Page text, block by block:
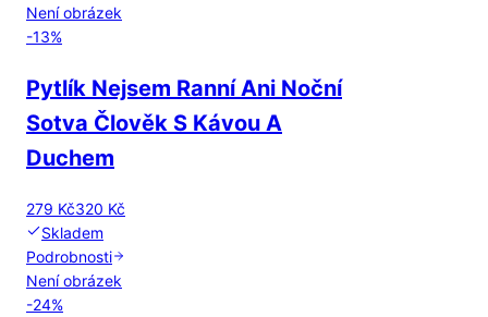
Není obrázek
-13%
Pytlík Nejsem Ranní Ani Noční
Sotva Člověk S Kávou A
Duchem
279 Kč320 Kč
Skladem
Podrobnosti
Není obrázek
-24%